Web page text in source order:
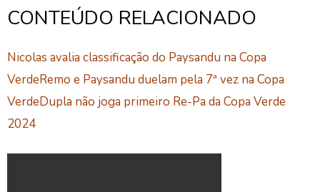
CONTEÚDO RELACIONADO
Nicolas avalia classificação do Paysandu na Copa
VerdeRemo e Paysandu duelam pela 7ª vez na Copa
VerdeDupla não joga primeiro Re-Pa da Copa Verde
2024